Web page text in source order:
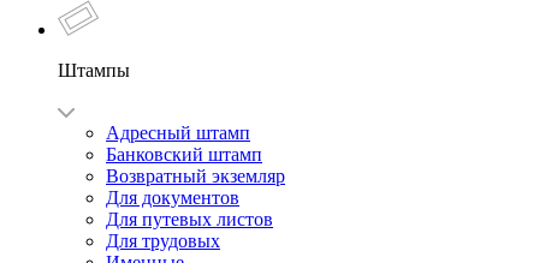
Штампы
Адресный штамп
Банковский штамп
Возвратный экземляр
Для документов
Для путевых листов
Для трудовых